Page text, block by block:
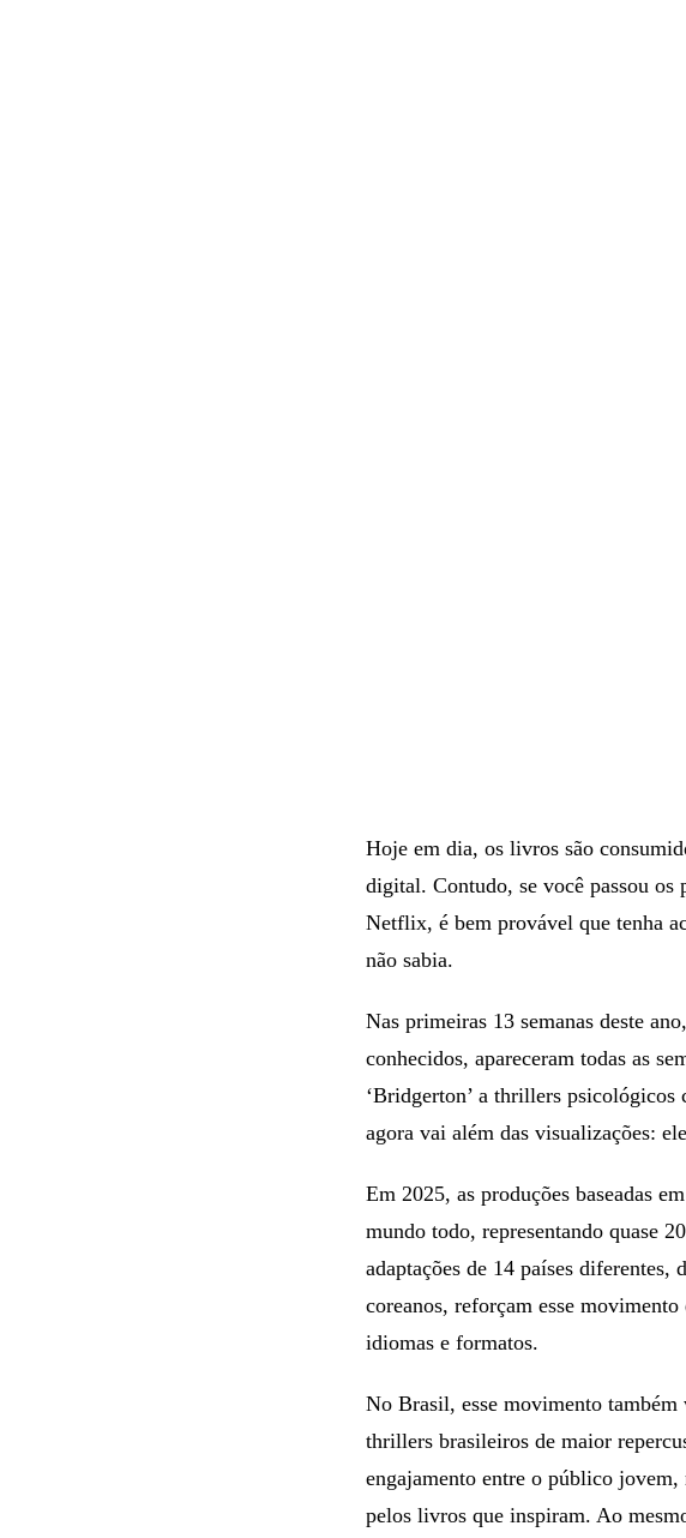
Hoje em dia, os livros são
digital. Contudo, se você passou os
Netflix, é bem provável que tenha
não sabia.
Nas primeiras 13 semanas deste
conhecidos, apareceram todas as
‘Bridgerton’ a thrillers
agora vai além das visualizações:
Em 2025, as produções baseadas
mundo todo, representando quase
adaptações de 14 países diferentes,
coreanos, reforçam esse
idiomas e formatos.
No Brasil, esse movimento também
thrillers brasileiros de maior
engajamento entre o público jovem,
pelos livros que inspiram. Ao